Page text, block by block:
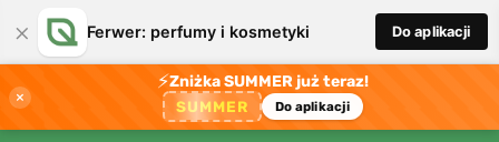
× Ferwer: perfumy i kosmetyki Do aplikacji
×
⚡Zniżka SUMMER już teraz!
SUMMER Do aplikacji